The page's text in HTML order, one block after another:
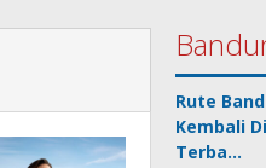
Rute
Kembali
Terba…